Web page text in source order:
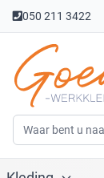
050 211 3422